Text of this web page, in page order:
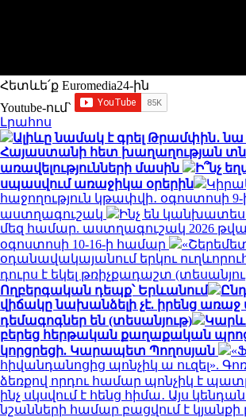
Հետևե՛ք Euromedia24-ին
Youtube-ում`
Լրահոս
Ալիևը նամակ է գրել Թրամփին․
Հայաստանի հետ խաղաղության
առավելությունների մասին
Ի՞նչ
սպասվում առաջիկա օրերին
հաջողություն կթափվի․ օգոստոսի 9-
աստղագուշակ
Ինչ են
մեզ համար. աստղագուշակ 2026
օգոստոսի 10-16-ի համար
օդանավակայանում երկու
դուրս է եկել թռիչքադաշտ
Ողբերգական դեպք՝ Երևանում
վիճակը նախանձելի չէ. իրենց առաջ
դեմագոգներ են (տեսանյութ)
բերեց հերթական քաղաքական
կորցրեցի. Կարապետ Պողոսյան
հիվանդանոցից պոնչիկ ա ուզել».
ձեռքով որդու համար պոնչիկ է
ինչ սկսվում է հենց հիմա․ Այս
նշանների համար բացվում է կյանքի